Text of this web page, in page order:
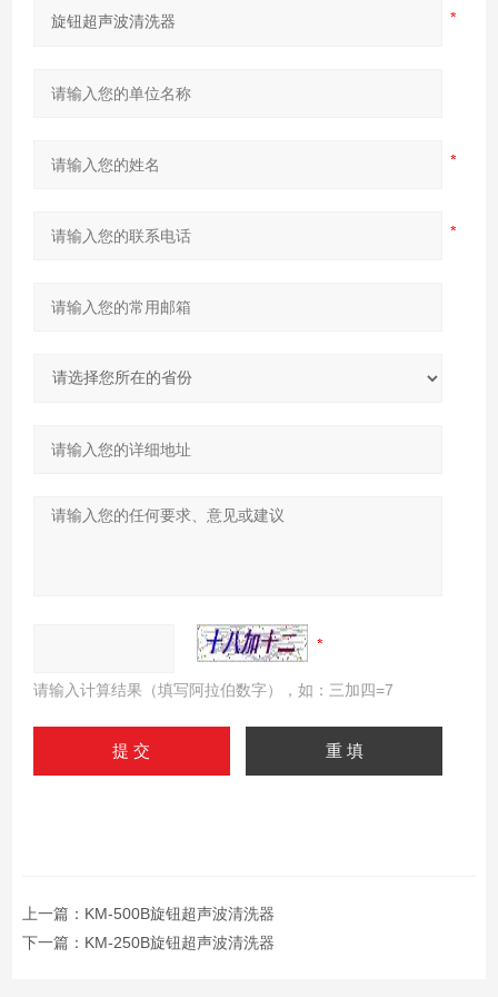
请输入计算结果（填写阿拉伯数字），如：三加四=7
上一篇： KM-500B旋钮超声波清洗器
下一篇： KM-250B旋钮超声波清洗器